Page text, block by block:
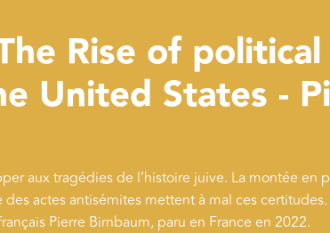
Rise of political
United States -
aux tragédies de l’histoire juive. La montée en
actes antisémites mettent à mal ces
Pierre Birnbaum, paru en France en 2022.